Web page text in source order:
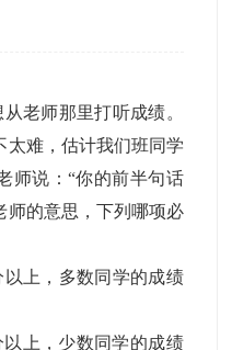
老师那里打听成绩。
太难，估计我们班同学
师说：“你的前半句话
师的意思，下列哪项必
上，多数同学的成绩
上，少数同学的成绩